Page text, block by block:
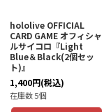
hololive OFFICIAL
CARD GAME オフィシャ
ルサイコロ『Light
Blue＆Black(2個セッ
ト)』
1,400円(税込)
在庫数 5個